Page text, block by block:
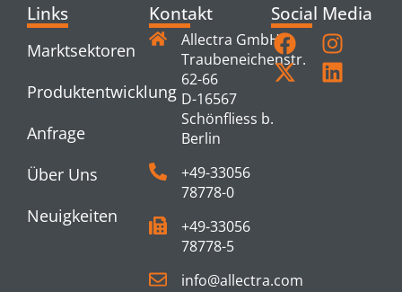
Links
Marktsektoren
Produktentwicklung
Anfrage
Über Uns
Neuigkeiten
Kontakt
Allectra GmbH
Traubeneichenstr.
62-66
D-16567
Schönfliess b.
Berlin
+49-33056
78778-0
+49-33056
78778-5
info@allectra.com
Social Media